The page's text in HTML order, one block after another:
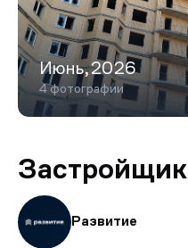
Июнь,2026
4 фотографии
Застройщик
Развитие